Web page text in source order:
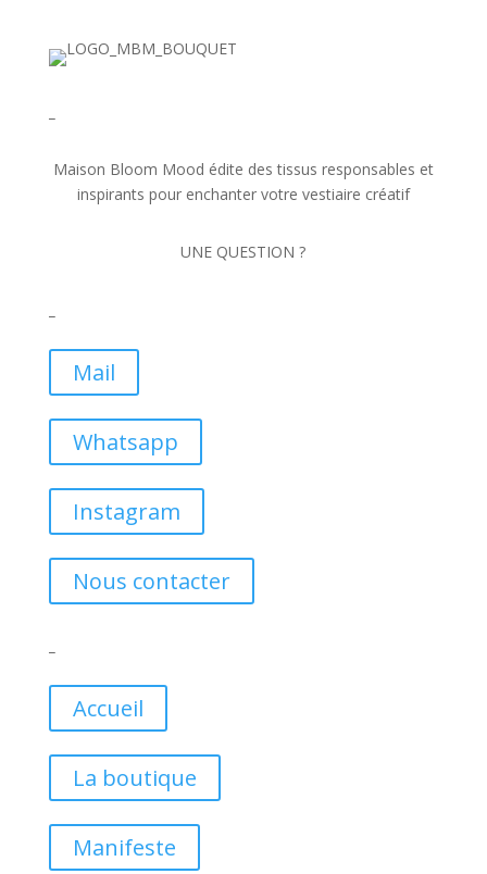
Maison Bloom Mood édite des tissus responsables et
inspirants pour enchanter votre vestiaire créatif
UNE QUESTION ?
Mail
Whatsapp
Instagram
Nous contacter
Accueil
La boutique
Manifeste